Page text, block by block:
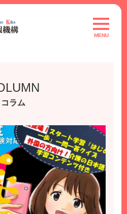
toggle
MENU
コラム